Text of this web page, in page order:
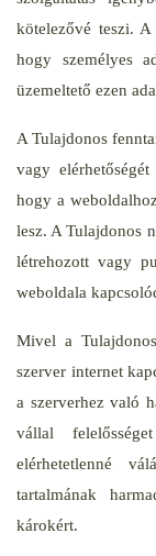
kötelezővé teszi.
hogy személyes
üzemeltető ezen
A Tulajdonos
vagy
hogy a
lesz. A Tulajdonos
létrehozott vagy
weboldala
Mivel a
szerver internet
a szerverhez való
vállal
elérhetetlenné
tartalmának
károkért.